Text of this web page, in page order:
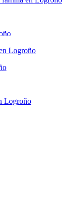
Logroño
Logroño